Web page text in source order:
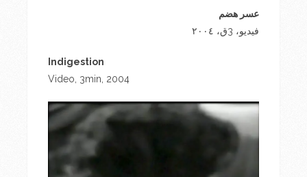
عسر هضم
فيديو، 3ق، ٢٠٠٤
Indigestion
Video, 3min, 2004